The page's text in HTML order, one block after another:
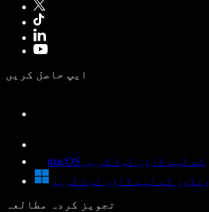
ایپ حاصل کریں
macOS کے لیے ڈاؤن لوڈ کریں
ونڈوز کے لیے ڈاؤن لوڈ کریں
تجویز کردہ مطالعہ